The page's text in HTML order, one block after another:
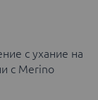
с ухание на
с Merino